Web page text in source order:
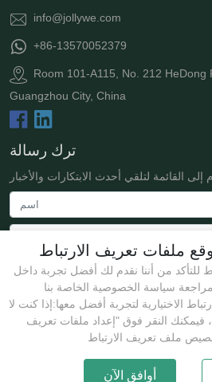
ملفات تعريف الارتباط
للتأكد من أننا نقدم لك أفضل تجربة داخل
الاختيارية لتجربة أفضل معها:إذا كنت لا
، فيمكنك النقر فوق "إعداد ملفات تعريف
أوافق الآن
info@jollywe.com
+86-13570052379
Room 101-A115, No. 212 HeDong
Guangzhou City, China
ترك رسالة